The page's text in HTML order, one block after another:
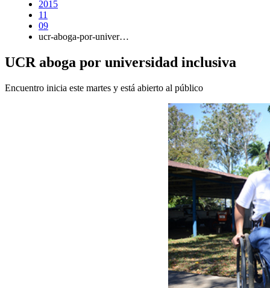
2015
11
09
ucr-aboga-por-univer…
UCR aboga por universidad inclusiva
Encuentro inicia este martes y está abierto al público